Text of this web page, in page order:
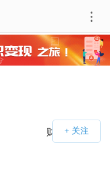
财经号APP